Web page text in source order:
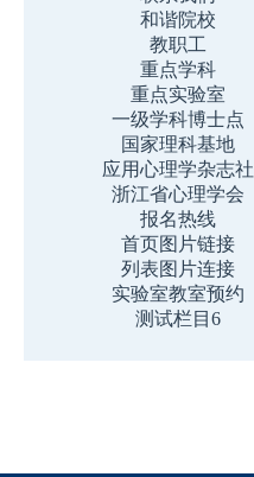
和谐院校
教职工
重点学科
重点实验室
一级学科博士点
国家理科基地
应用心理学杂志社
浙江省心理学会
报名热线
首页图片链接
列表图片连接
实验室教室预约
测试栏目6